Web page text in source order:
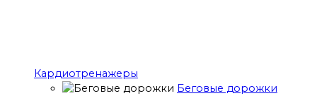
Кардиотренажеры
Беговые дорожки